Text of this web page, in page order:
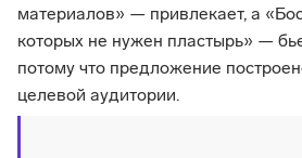
материалов» — привлекает, а
которых не нужен пластырь» —
потому что предложение
целевой аудитории.